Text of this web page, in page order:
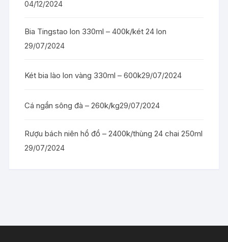
04/12/2024
Bia Tingstao lon 330ml – 400k/két 24 lon
29/07/2024
Két bia lào lon vàng 330ml – 600k29/07/2024
Cá ngần sông đà – 260k/kg29/07/2024
Rượu bách niên hồ đồ – 2400k/thùng 24 chai 250ml
29/07/2024